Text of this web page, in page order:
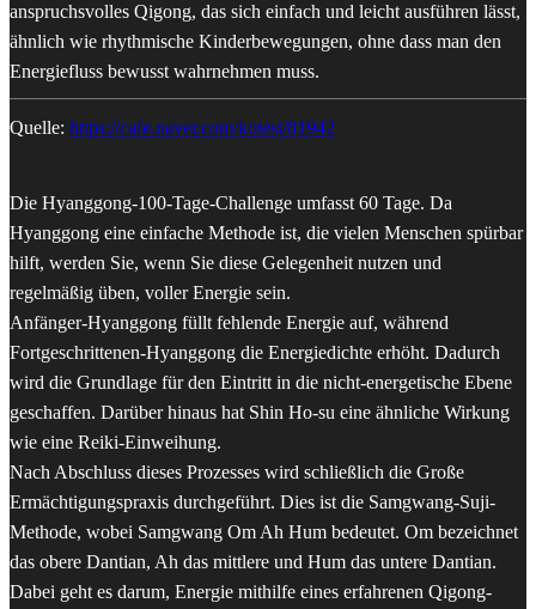
anspruchsvolles Qigong, das sich einfach und leicht ausführen lässt,
ähnlich wie rhythmische Kinderbewegungen, ohne dass man den
Energiefluss bewusst wahrnehmen muss.
Quelle: https://cafe.naver.com/kotest/81942
Die Hyanggong-100-Tage-Challenge umfasst 60 Tage. Da
Hyanggong eine einfache Methode ist, die vielen Menschen spürbar
hilft, werden Sie, wenn Sie diese Gelegenheit nutzen und
regelmäßig üben, voller Energie sein.
Anfänger-Hyanggong füllt fehlende Energie auf, während
Fortgeschrittenen-Hyanggong die Energiedichte erhöht. Dadurch
wird die Grundlage für den Eintritt in die nicht-energetische Ebene
geschaffen. Darüber hinaus hat Shin Ho-su eine ähnliche Wirkung
wie eine Reiki-Einweihung.
Nach Abschluss dieses Prozesses wird schließlich die Große
Ermächtigungspraxis durchgeführt. Dies ist die Samgwang-Suji-
Methode, wobei Samgwang Om Ah Hum bedeutet. Om bezeichnet
das obere Dantian, Ah das mittlere und Hum das untere Dantian.
Dabei geht es darum, Energie mithilfe eines erfahrenen Qigong-